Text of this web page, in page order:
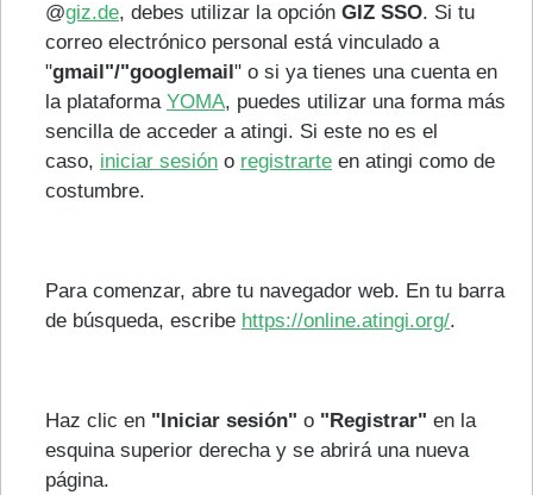
@giz.de, debes utilizar la opción GIZ SSO. Si tu
correo electrónico personal está vinculado a
"gmail"/"googlemail " o si ya tienes una cuenta en
la plataforma YOMA, puedes utilizar una forma más
sencilla de acceder a atingi. Si este no es el
caso, iniciar sesión o registrarte en atingi como de
costumbre.
Para comenzar, abre tu navegador web. En tu barra
de búsqueda, escribe https://online.atingi.org/.
Haz clic en "Iniciar sesión" o "Registrar" en la
esquina superior derecha y se abrirá una nueva
página.